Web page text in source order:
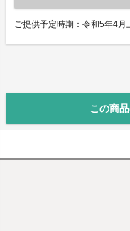
ご提供予定時期：令和5年4月
この商